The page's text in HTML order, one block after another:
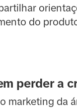
do
perder a
marketing da